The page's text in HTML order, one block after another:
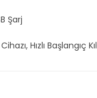
Şarj
Hızlı Başlangıç